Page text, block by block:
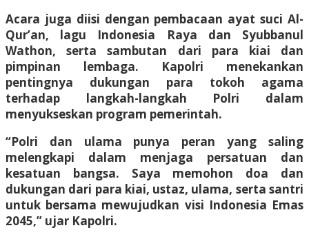
Acara juga diisi dengan pembacaan ayat suci Al-
Qur’an, lagu Indonesia Raya dan Syubbanul
Wathon, serta sambutan dari para kiai dan
pimpinan lembaga. Kapolri menekankan
pentingnya dukungan para tokoh agama
terhadap langkah-langkah Polri dalam
menyukseskan program pemerintah.
“Polri dan ulama punya peran yang saling
melengkapi dalam menjaga persatuan dan
kesatuan bangsa. Saya memohon doa dan
dukungan dari para kiai, ustaz, ulama, serta santri
untuk bersama mewujudkan visi Indonesia Emas
2045,” ujar Kapolri.